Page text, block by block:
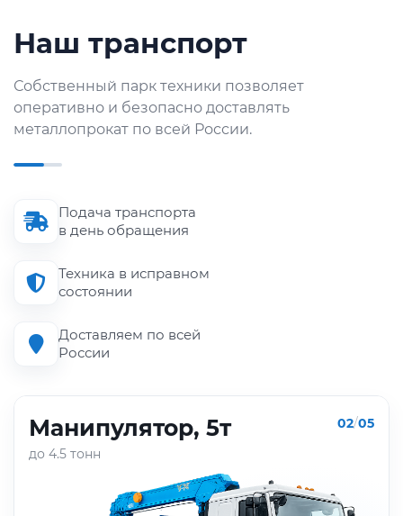
Наш транспорт
Собственный парк техники позволяет
оперативно и безопасно доставлять
металлопрокат по всей России.
Подача транспорта
в день обращения
Техника в исправном
состоянии
Доставляем по всей
России
Манипулятор, 5т
до 4.5 тонн
02/05